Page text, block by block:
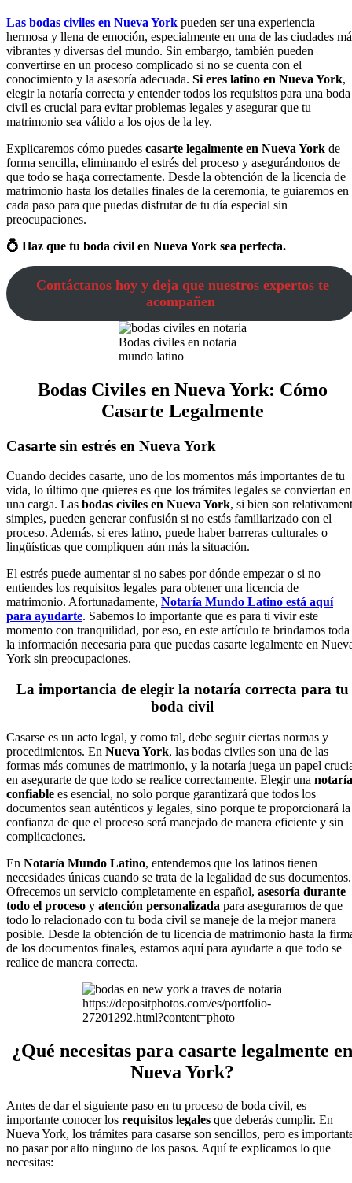
Las bodas civiles en Nueva York pueden ser una experiencia
hermosa y llena de emoción, especialmente en una de las ciudades
vibrantes y diversas del mundo. Sin embargo, también pueden
convertirse en un proceso complicado si no se cuenta con el
conocimiento y la asesoría adecuada. Si eres latino en Nueva York,
elegir la notaría correcta y entender todos los requisitos para una boda
civil es crucial para evitar problemas legales y asegurar que tu
matrimonio sea válido a los ojos de la ley.
Explicaremos cómo puedes casarte legalmente en Nueva York de
forma sencilla, eliminando el estrés del proceso y asegurándonos de
que todo se haga correctamente. Desde la obtención de la licencia de
matrimonio hasta los detalles finales de la ceremonia, te guiaremos en
cada paso para que puedas disfrutar de tu día especial sin
preocupaciones.
💍 Haz que tu boda civil en Nueva York sea perfecta.
Contáctanos hoy y deja que nuestros expertos te
acompañen
Bodas civiles en notaria
mundo latino
Bodas Civiles en Nueva York: Cómo
Casarte Legalmente
Casarte sin estrés en Nueva York
Cuando decides casarte, uno de los momentos más importantes de tu
vida, lo último que quieres es que los trámites legales se conviertan en
una carga. Las bodas civiles en Nueva York, si bien son
simples, pueden generar confusión si no estás familiarizado con el
proceso. Además, si eres latino, puede haber barreras culturales o
lingüísticas que compliquen aún más la situación.
El estrés puede aumentar si no sabes por dónde empezar o si no
entiendes los requisitos legales para obtener una licencia de
matrimonio. Afortunadamente, Notaría Mundo Latino está aquí
para ayudarte. Sabemos lo importante que es para ti vivir este
momento con tranquilidad, por eso, en este artículo te brindamos toda
la información necesaria para que puedas casarte legalmente en
York sin preocupaciones.
La importancia de elegir la notaría correcta para tu
boda civil
Casarse es un acto legal, y como tal, debe seguir ciertas normas y
procedimientos. En Nueva York, las bodas civiles son una de las
formas más comunes de matrimonio, y la notaría juega un papel
en asegurarte de que todo se realice correctamente. Elegir una notaría
confiable es esencial, no solo porque garantizará que todos los
documentos sean auténticos y legales, sino porque te proporcionará la
confianza de que el proceso será manejado de manera eficiente y sin
complicaciones.
En Notaría Mundo Latino, entendemos que los latinos tienen
necesidades únicas cuando se trata de la legalidad de sus documentos.
Ofrecemos un servicio completamente en español, asesoría durante
todo el proceso y atención personalizada para asegurarnos de que
todo lo relacionado con tu boda civil se maneje de la mejor manera
posible. Desde la obtención de tu licencia de matrimonio hasta la
de los documentos finales, estamos aquí para ayudarte a que todo se
realice de manera correcta.
https://depositphotos.com/es/portfolio-
27201292.html?content=photo
¿Qué necesitas para casarte legalmente en
Nueva York?
Antes de dar el siguiente paso en tu proceso de boda civil, es
importante conocer los requisitos legales que deberás cumplir. En
Nueva York, los trámites para casarse son sencillos, pero es
no pasar por alto ninguno de los pasos. Aquí te explicamos lo que
necesitas: